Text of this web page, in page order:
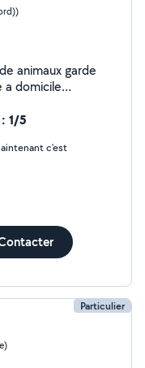
animaux garde
a domicile
1/5
c'est
Particulier